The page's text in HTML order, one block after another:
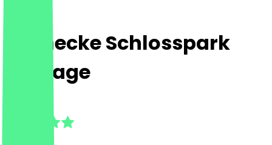
Steinecke Schlosspark
Passage